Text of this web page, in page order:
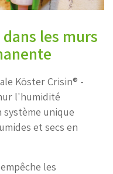
les murs
Köster Crisin® -
l'humidité
unique
et secs en
les